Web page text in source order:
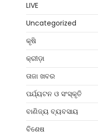
LIVE
Uncategorized
କୃଷି
କ୍ରୀଡ଼ା
ତାଜା ଖବର
ପର୍ଯ୍ୟଟନ ଓ ସଂସ୍କୃତି
ବାଣିଜ୍ୟ ବ୍ୟବସାୟ
ବିଶେଷ